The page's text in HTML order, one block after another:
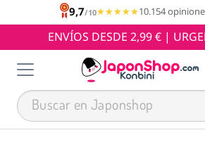
9,7/10★★★★★
★★★★★10.154
ENVÍOS DESDE 2,99 € |